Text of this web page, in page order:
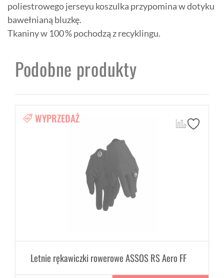
poliestrowego jerseyu koszulka przypomina w dotyku
bawełnianą bluzkę.
Tkaniny w 100 % pochodzą z recyklingu.
Podobne produkty
WYPRZEDAŻ
Letnie rękawiczki rowerowe ASSOS RS Aero FF